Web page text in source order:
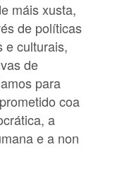
máis xusta,
de políticas
e culturais,
de
para
coa
a
e a non